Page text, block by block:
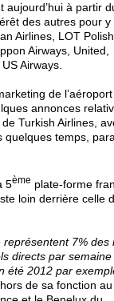
aujourd’hui à partir
des autres pour y
Airlines, LOT
Airways, United,
Airways.
de
annonces
Turkish Airlines,
quelques temps,
5ème plate-forme
loin derrière celle
7% des
directs par
été 2012 par
de sa fonction